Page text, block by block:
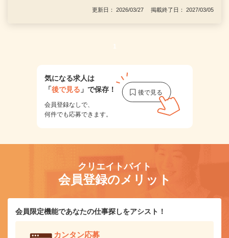
更新日： 2026/03/27 掲載終了日： 2027/03/05
1
気になる求人は
「後で見る 」で保存！
会員登録なしで、
何件でも応募できます。
クリエイトバイト
会員登録のメリット
会員限定機能であなたの仕事探しをアシスト！
カンタン応募